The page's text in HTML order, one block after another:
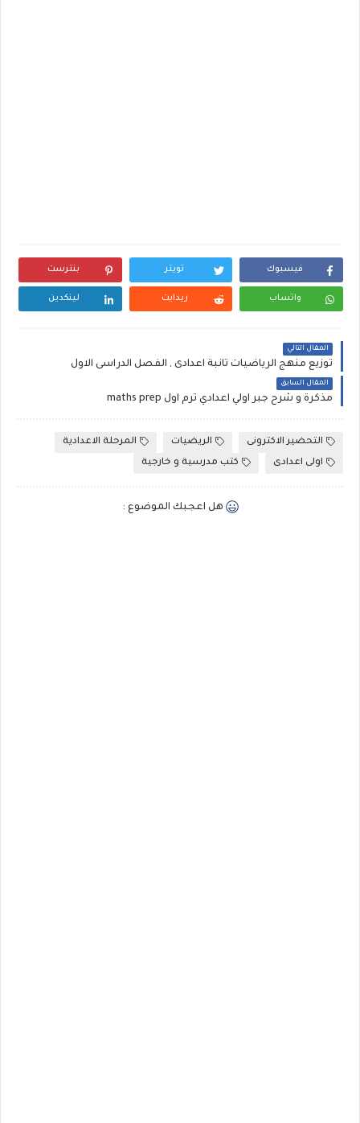
فيسبوك تويتر بنترست
واتساب ريدايت لينكدين
المقال التالي
توزيع منهج الرياضيات ثانبة اعدادى , الفصل الدراسى الاول
المقال السابق
مذكرة و شرح جبر اولي اعدادي ترم اول maths prep
التحضير الاكترونى الريضيات
المرحلة الاعدادية
اولى اعدادى
كتب مدرسية و خارجية
هل اعجبك الموضوع :